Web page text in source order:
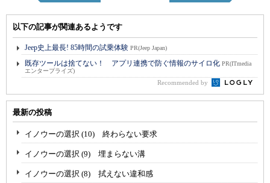
以下の記事が関連あるようです
Jeep史上最長! 85時間の試乗体験 PR(Jeep Japan)
既存ツールは捨てない！ アプリ連携で防ぐ情報のサイロ化 PR(ITmedia
エンタープライズ)
Recommended by
最新の投稿
イノウーの選択 (10) 終わらない要求
イノウーの選択 (9) 埋まらない溝
イノウーの選択 (8) 拭えない違和感